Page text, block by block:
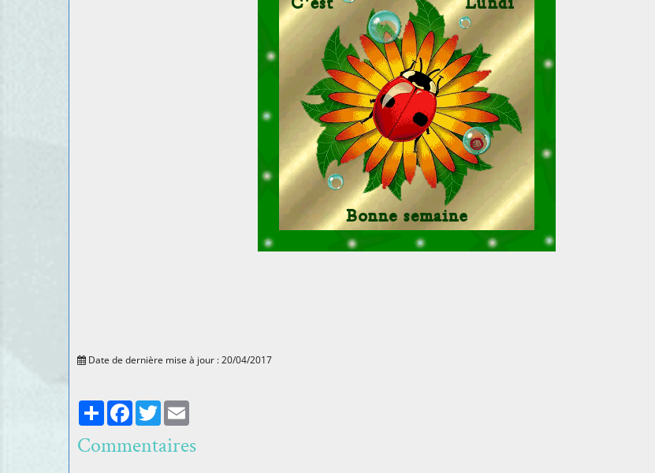
Date de dernière mise à jour : 20/04/2017
PartagerFacebook
Twitter
Commentaires